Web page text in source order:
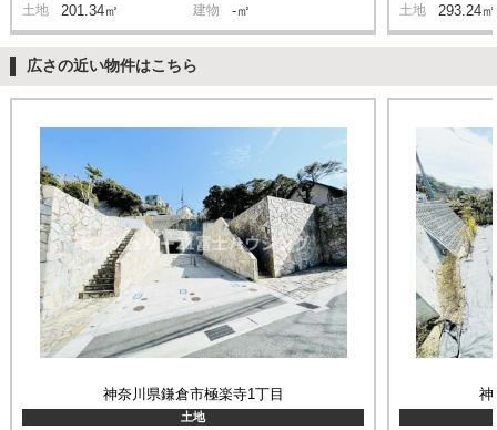
土地 201.34㎡ 建物 -㎡ 土地 293.24㎡
広さの近い物件はこちら
神奈川県鎌倉市極楽寺1丁目
土地
神